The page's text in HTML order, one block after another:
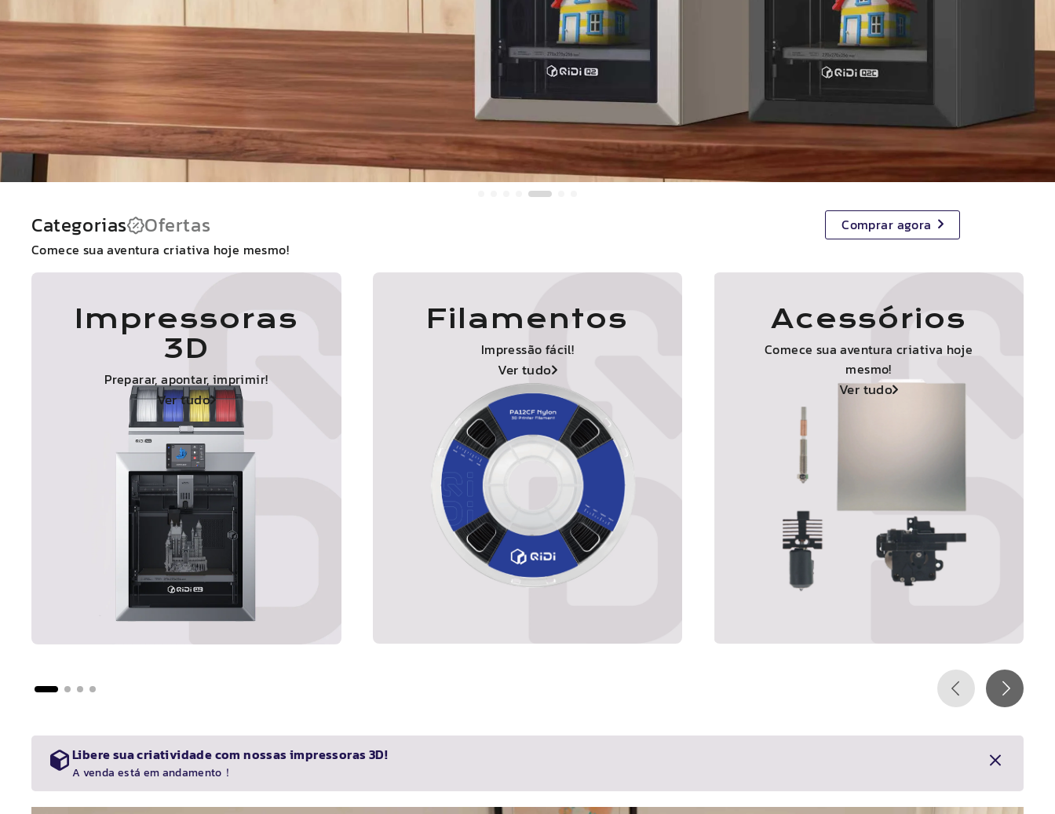
Categorias Ofertas
Comece sua aventura criativa hoje mesmo!
Comprar agora
Impressoras
3D
Preparar, apontar, imprimir!
Ver tudo
Filamentos
Impressão fácil!
Ver tudo
Acessórios
Comece sua aventura criativa hoje
mesmo!
Ver tudo
Libere sua criatividade com nossas impressoras 3D!
A venda está em andamento！